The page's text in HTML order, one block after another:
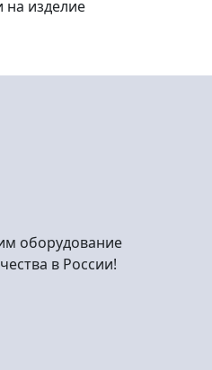
на изделие
оборудование
в России!